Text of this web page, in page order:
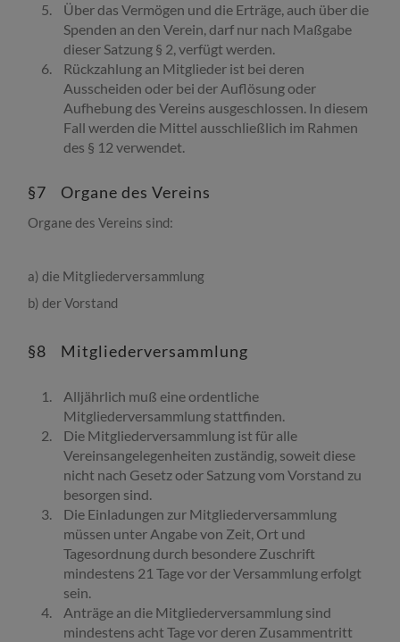
Über das Vermögen und die Erträge, auch über die
Spenden an den Verein, darf nur nach Maßgabe
dieser Satzung § 2, verfügt werden.
Rückzahlung an Mitglieder ist bei deren
Ausscheiden oder bei der Auflösung oder
Aufhebung des Vereins ausgeschlossen. In diesem
Fall werden die Mittel ausschließlich im Rahmen
des § 12 verwendet.
§7 Organe des Vereins
Organe des Vereins sind:
a) die Mitgliederversammlung
b) der Vorstand
§8 Mitgliederversammlung
Alljährlich muß eine ordentliche
Mitgliederversammlung stattfinden.
Die Mitgliederversammlung ist für alle
Vereinsangelegenheiten zuständig, soweit diese
nicht nach Gesetz oder Satzung vom Vorstand zu
besorgen sind.
Die Einladungen zur Mitgliederversammlung
müssen unter Angabe von Zeit, Ort und
Tagesordnung durch besondere Zuschrift
mindestens 21 Tage vor der Versammlung erfolgt
sein.
Anträge an die Mitgliederversammlung sind
mindestens acht Tage vor deren Zusammentritt